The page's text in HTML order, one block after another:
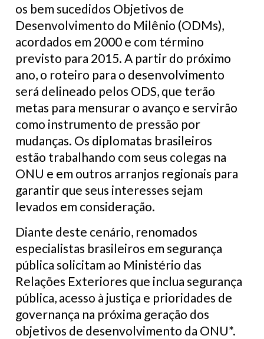
os bem sucedidos Objetivos de
Desenvolvimento do Milênio (ODMs),
acordados em 2000 e com término
previsto para 2015. A partir do próximo
ano, o roteiro para o desenvolvimento
será delineado pelos ODS, que terão
metas para mensurar o avanço e servirão
como instrumento de pressão por
mudanças. Os diplomatas brasileiros
estão trabalhando com seus colegas na
ONU e em outros arranjos regionais para
garantir que seus interesses sejam
levados em consideração.
Diante deste cenário, renomados
especialistas brasileiros em segurança
pública solicitam ao Ministério das
Relações Exteriores que inclua segurança
pública, acesso à justiça e prioridades de
governança na próxima geração dos
objetivos de desenvolvimento da ONU*.